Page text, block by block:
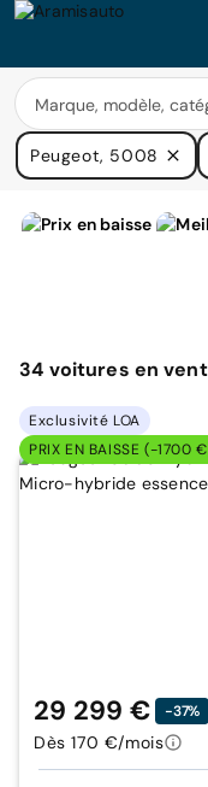
Peugeot, 5008
34 voitures en
Exclusivité LOA
PRIX EN BAISSE (-1700
29 299 € -37%
Dès 170 €/mois